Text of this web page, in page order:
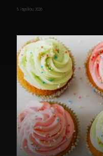
5 Απριλίου, 2026